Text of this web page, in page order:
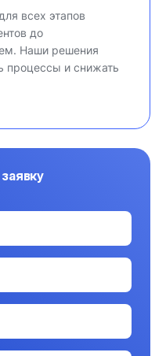
всех этапов
до
Наши решения
процессы и снижать